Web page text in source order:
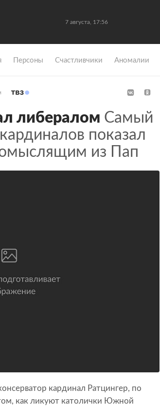
7 августа, 17:56
Персоны Счастливчики Аномалии
либералом Самый
показал
из Пап
кардинал Ратцингер, по
как ликуют католички Южной